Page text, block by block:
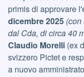
primis di approvare
dicembre 2025
dal Cda, di circa 40
Claudio Morelli (ex
svizzero Pictet e
a nuovo